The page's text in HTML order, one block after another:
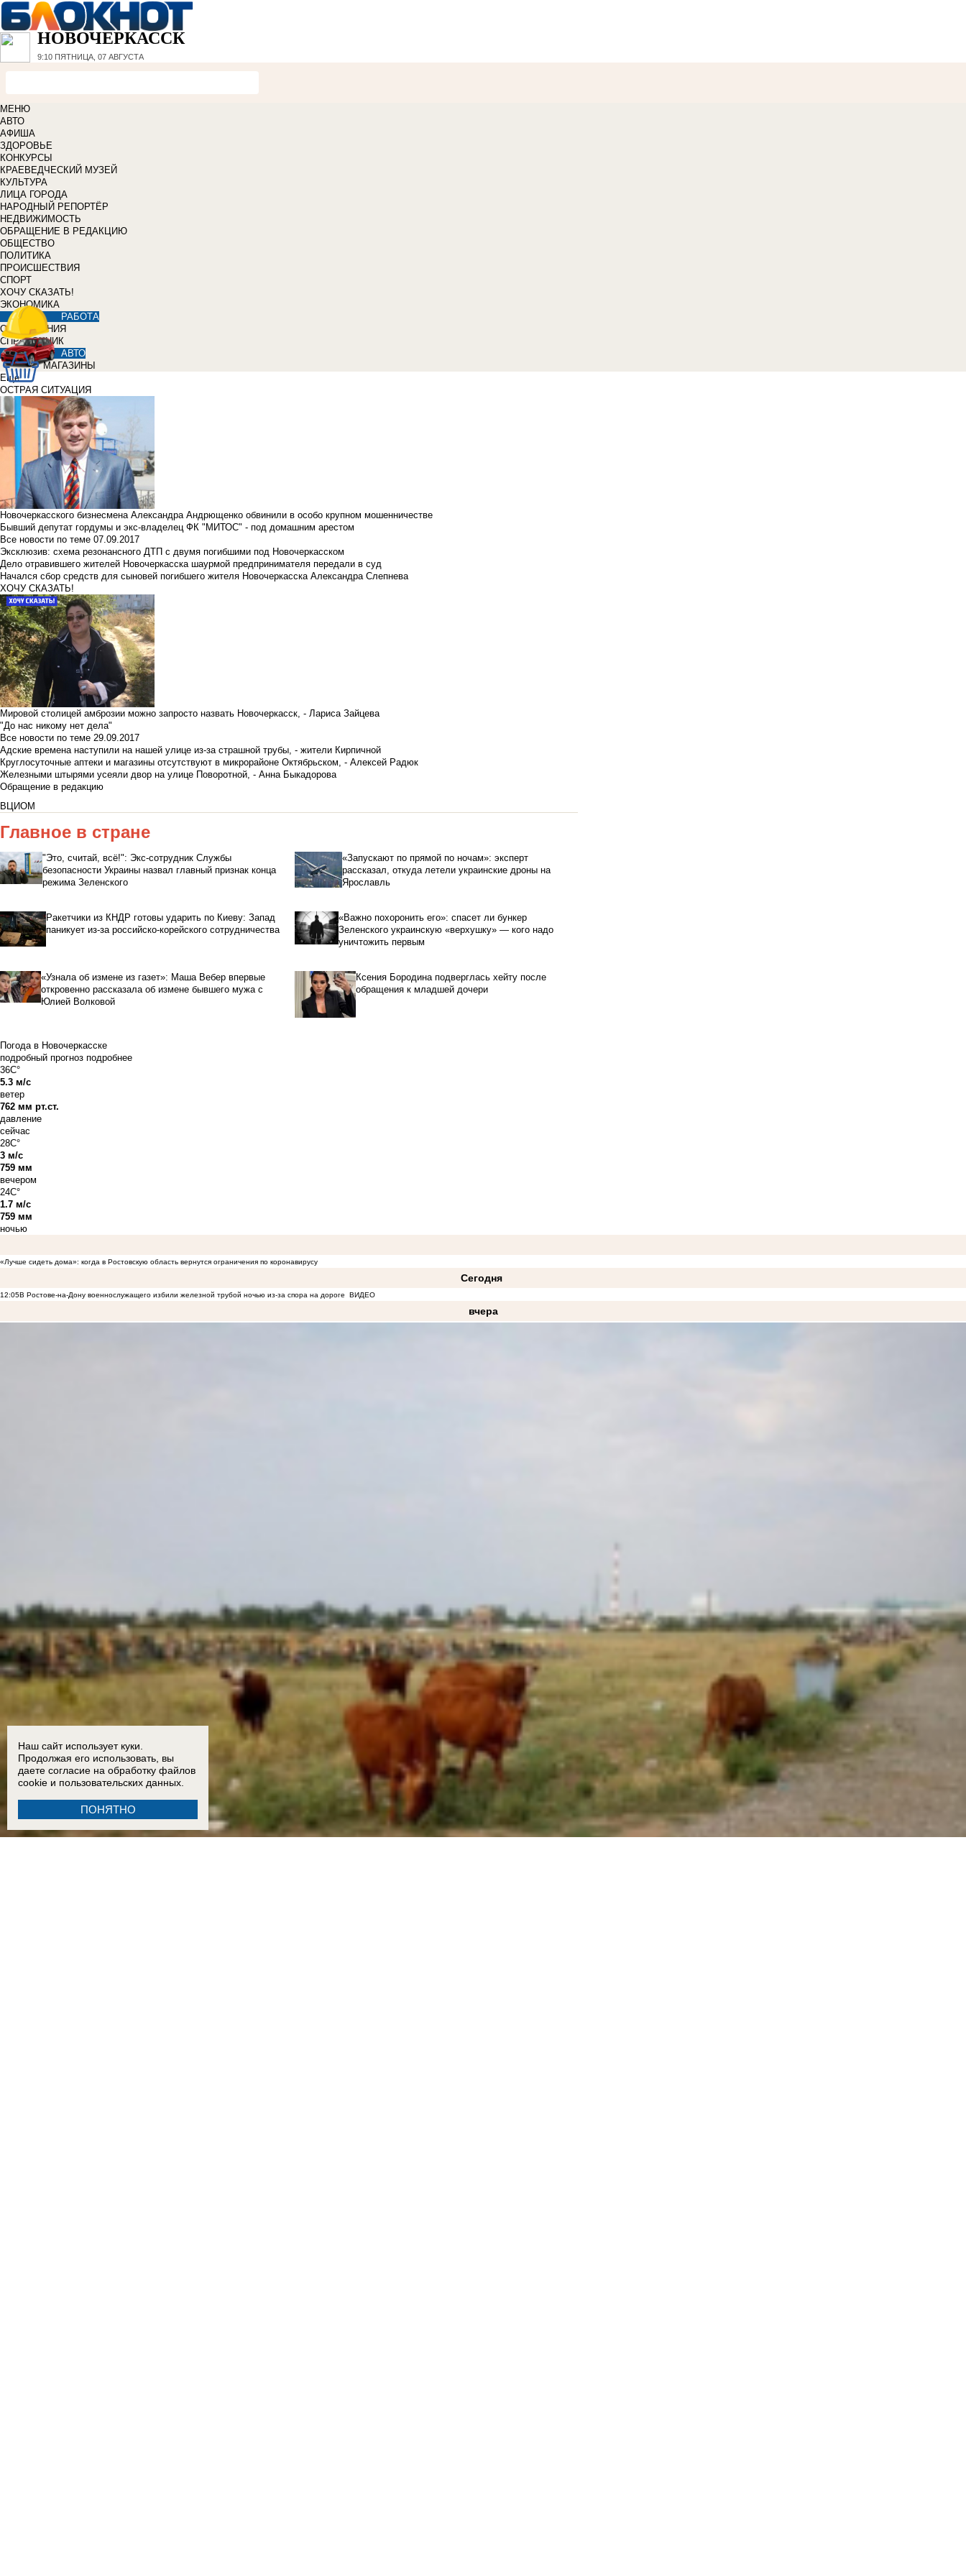
НОВОЧЕРКАССК
9:10 ПЯТНИЦА, 07 АВГУСТА
МЕНЮ
АВТО
АФИША
ЗДОРОВЬЕ
КОНКУРСЫ
КРАЕВЕДЧЕСКИЙ МУЗЕЙ
КУЛЬТУРА
ЛИЦА ГОРОДА
НАРОДНЫЙ РЕПОРТЁР
НЕДВИЖИМОСТЬ
ОБРАЩЕНИЕ В РЕДАКЦИЮ
ОБЩЕСТВО
ПОЛИТИКА
ПРОИСШЕСТВИЯ
СПОРТ
ХОЧУ СКАЗАТЬ!
ЭКОНОМИКА
РАБОТА
ОБЪЯВЛЕНИЯ
СПРАВОЧНИК
АВТО
МАГАЗИНЫ
Еще
ОСТРАЯ СИТУАЦИЯ
Новочеркасского бизнесмена Александра Андрющенко обвинили в особо крупном мошенничестве
Бывший депутат гордумы и экс-владелец ФК "МИТОС" - под домашним арестом
Все новости по теме 07.09.2017
Эксклюзив: схема резонансного ДТП с двумя погибшими под Новочеркасском
Дело отравившего жителей Новочеркасска шаурмой предпринимателя передали в суд
Начался сбор средств для сыновей погибшего жителя Новочеркасска Александра Слепнева
ХОЧУ СКАЗАТЬ!
Мировой столицей амброзии можно запросто назвать Новочеркасск, - Лариса Зайцева
"До нас никому нет дела"
Все новости по теме 29.09.2017
Адские времена наступили на нашей улице из-за страшной трубы, - жители Кирпичной
Круглосуточные аптеки и магазины отсутствуют в микрорайоне Октябрьском, - Алексей Радюк
Железными штырями усеяли двор на улице Поворотной, - Анна Быкадорова
Обращение в редакцию
ВЦИОМ
Главное в стране
"Это, считай, всё!": Экс-сотрудник Службы
безопасности Украины назвал главный признак конца
режима Зеленского
«Запускают по прямой по ночам»: эксперт
рассказал, откуда летели украинские дроны на
Ярославль
Ракетчики из КНДР готовы ударить по Киеву: Запад
паникует из-за российско-корейского сотрудничества
«Важно похоронить его»: спасет ли бункер
Зеленского украинскую «верхушку» — кого надо
уничтожить первым
«Узнала об измене из газет»: Маша Вебер впервые
откровенно рассказала об измене бывшего мужа с
Юлией Волковой
Ксения Бородина подверглась хейту после
обращения к младшей дочери
Погода в Новочеркасске
подробный прогноз подробнее
36C°
5.3 м/с
ветер
762 мм рт.ст.
давление
сейчас
28C°
3 м/с
759 мм
вечером
24C°
1.7 м/с
759 мм
ночью
«Лучше сидеть дома»: когда в Ростовскую область вернутся ограничения по коронавирусу
Сегодня
12:05В Ростове-на-Дону военнослужащего избили железной трубой ночью из-за спора на дороге ВИДЕО
вчера
Наш сайт использует куки.
Продолжая его использовать, вы
даете согласие на обработку файлов
cookie и пользовательских данных.
ПОНЯТНО